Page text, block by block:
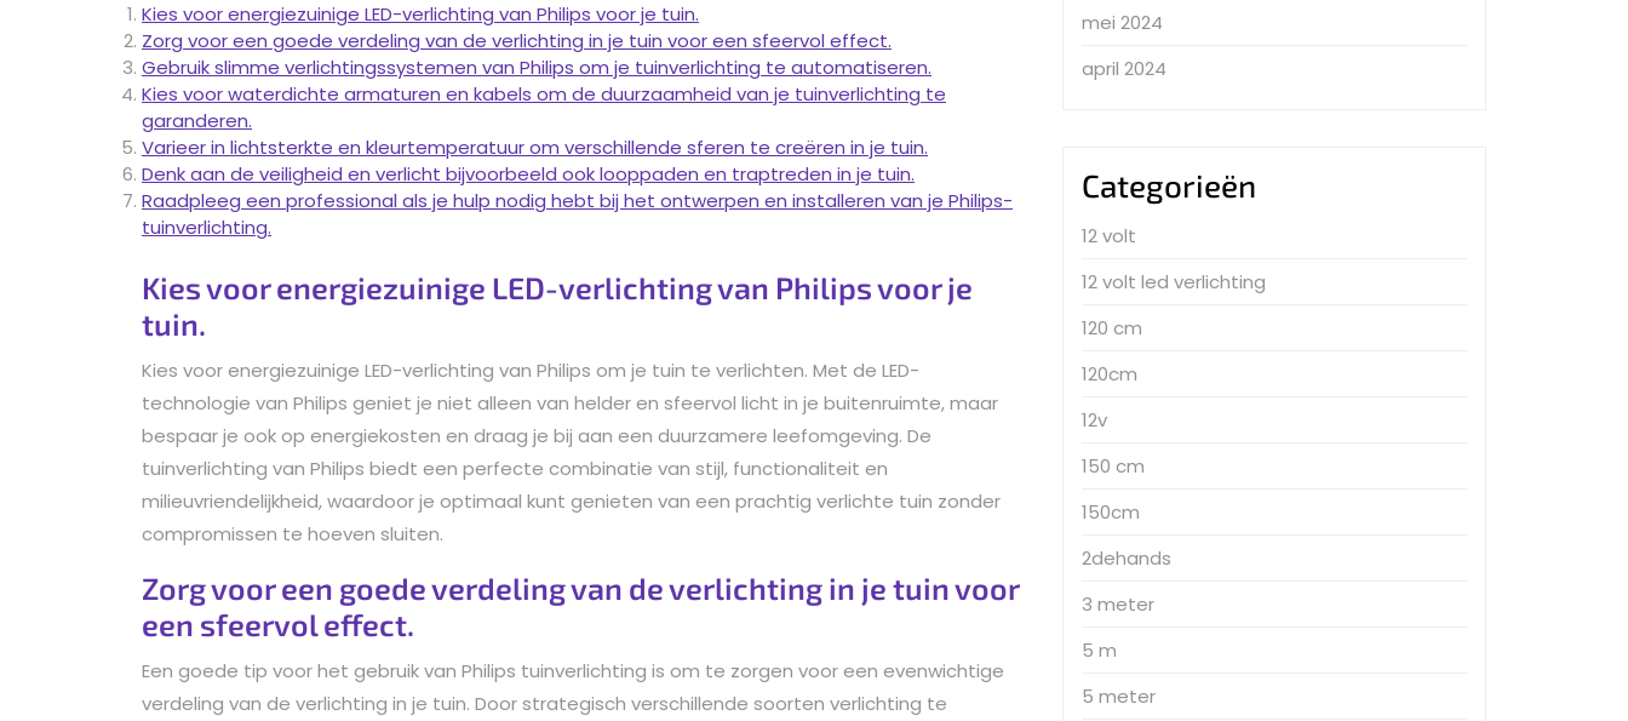
Kies voor energiezuinige LED-verlichting van Philips voor je tuin.
Zorg voor een goede verdeling van de verlichting in je tuin voor een sfeervol effect.
Gebruik slimme verlichtingssystemen van Philips om je tuinverlichting te automatiseren.
Kies voor waterdichte armaturen en kabels om de duurzaamheid van je tuinverlichting te
garanderen.
Varieer in lichtsterkte en kleurtemperatuur om verschillende sferen te creëren in je tuin.
Denk aan de veiligheid en verlicht bijvoorbeeld ook looppaden en traptreden in je tuin.
Raadpleeg een professional als je hulp nodig hebt bij het ontwerpen en installeren van je Philips-
tuinverlichting.
Kies voor energiezuinige LED-verlichting van Philips voor je
tuin.
Kies voor energiezuinige LED-verlichting van Philips om je tuin te verlichten. Met de LED-
technologie van Philips geniet je niet alleen van helder en sfeervol licht in je buitenruimte, maar
bespaar je ook op energiekosten en draag je bij aan een duurzamere leefomgeving. De
tuinverlichting van Philips biedt een perfecte combinatie van stijl, functionaliteit en
milieuvriendelijkheid, waardoor je optimaal kunt genieten van een prachtig verlichte tuin zonder
compromissen te hoeven sluiten.
Zorg voor een goede verdeling van de verlichting in je tuin voor
een sfeervol effect.
Een goede tip voor het gebruik van Philips tuinverlichting is om te zorgen voor een evenwichtige
verdeling van de verlichting in je tuin. Door strategisch verschillende soorten verlichting te
mei 2024
april 2024
Categorieën
12 volt
12 volt led verlichting
120 cm
120cm
12v
150 cm
150cm
2dehands
3 meter
5 m
5 meter